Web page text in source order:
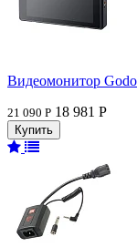
Видеомонитор
21 090 Р 18 981 Р